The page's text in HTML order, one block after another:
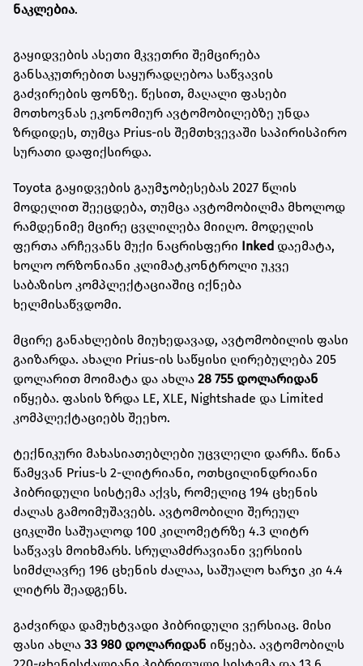
ნაკლებია.
გაყიდვების ასეთი მკვეთრი შემცირება
განსაკუთრებით საყურადღებოა საწვავის
გაძვირების ფონზე. წესით, მაღალი ფასები
მოთხოვნას ეკონომიურ ავტომობილებზე უნდა
ზრდიდეს, თუმცა Prius-ის შემთხვევაში საპირისპირო
სურათი დაფიქსირდა.
Toyota გაყიდვების გაუმჯობესებას 2027 წლის
მოდელით შეეცდება, თუმცა ავტომობილმა მხოლოდ
რამდენიმე მცირე ცვლილება მიიღო. მოდელის
ფერთა არჩევანს მუქი ნაცრისფერი Inked დაემატა,
ხოლო ორზონიანი კლიმატკონტროლი უკვე
საბაზისო კომპლექტაციაშიც იქნება
ხელმისაწვდომი.
მცირე განახლების მიუხედავად, ავტომობილის ფასი
გაიზარდა. ახალი Prius-ის საწყისი ღირებულება 205
დოლარით მოიმატა და ახლა 28 755 დოლარიდან
იწყება. ფასის ზრდა LE, XLE, Nightshade და Limited
კომპლექტაციებს შეეხო.
ტექნიკური მახასიათებლები უცვლელი დარჩა. წინა
წამყვან Prius-ს 2-ლიტრიანი, ოთხცილინდრიანი
ჰიბრიდული სისტემა აქვს, რომელიც 194 ცხენის
ძალას გამოიმუშავებს. ავტომობილი შერეულ
ციკლში საშუალოდ 100 კილომეტრზე 4.3 ლიტრ
საწვავს მოიხმარს. სრულამძრავიანი ვერსიის
სიმძლავრე 196 ცხენის ძალაა, საშუალო ხარჯი კი 4.4
ლიტრს შეადგენს.
გაძვირდა დამუხტვადი ჰიბრიდული ვერსიაც. მისი
ფასი ახლა 33 980 დოლარიდან იწყება. ავტომობილს